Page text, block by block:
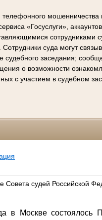
«Госуслуги»,
сотрудниками
суда могут
заседания;
о возможности
с участием в судебном
Совета судей Российской
в Москве состоялось